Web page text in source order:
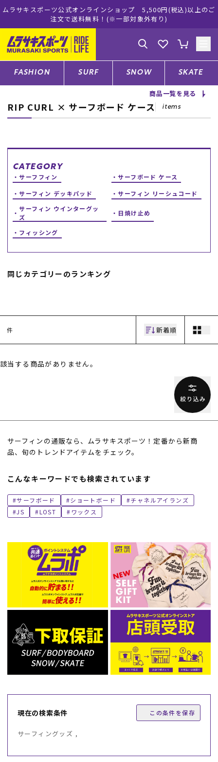
ムラサキスポーツ公式オンラインショップ 5,500円(税込)以上のご
注文で送料無料！(※一部対象外有り)
ゲスト様
ログイン 会員登録
店舗一覧
CATEGORY
ファッションTOP
サーフTOP
スノーTOP
ブランド一覧
覧
スタッフスナップ
ご利用ガイド
ポイント・クーポンもこのアプリで！
FASHION SURF SNOW SKATE
商品一覧を見る
RIP CURL × サーフボード ケース items
CATEGORY
サーフフィン
サーフボード ケース
サーフィン デッキパッド
サーフィン リーシュコード
サーフィン ウインターグッ
ズ
日焼け止め
フィッシング
同じカテゴリーのランキング
件 新着順
該当する商品がありません。
サーフィンの通販なら、ムラサキスポーツ！定番から新商
品、旬のトレンドアイテムをチェック。
こんなキーワードでも検索されています
サーフボード ショートボード
チャネルアイランズ
JS
LOST ワックス
現在の検索条件 この条件を保存
サーフィングッズ ,